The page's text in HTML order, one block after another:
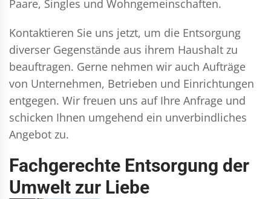
Paare, Singles und Wohngemeinschaften.
Kontaktieren Sie uns jetzt, um die Entsorgung
diverser Gegenstände aus ihrem Haushalt zu
beauftragen. Gerne nehmen wir auch Aufträge
von Unternehmen, Betrieben und Einrichtungen
entgegen. Wir freuen uns auf Ihre Anfrage und
schicken Ihnen umgehend ein unverbindliches
Angebot zu.
Fachgerechte Entsorgung der
Umwelt zur Liebe